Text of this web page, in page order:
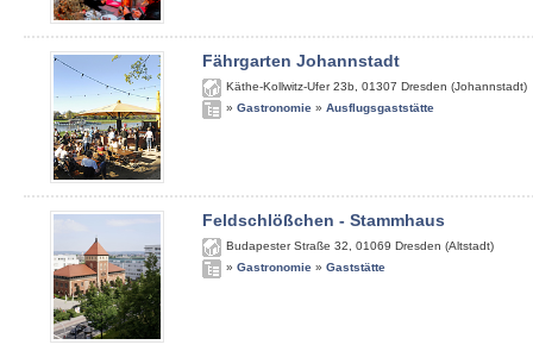
Fährgarten Johannstadt
Käthe-Kollwitz-Ufer 23b 01307 Dresden (Johannstadt)
» Gastronomie » Ausflugsgaststätte
Feldschlößchen - Stammhaus
Budapester Straße 32 01069 Dresden (Altstadt)
» Gastronomie » Gaststätte